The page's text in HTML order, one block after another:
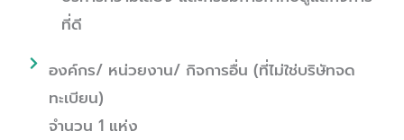
ที่ดี
องค์กร/ หน่วยงาน/ กิจการอื่น (ที่ไม่ใช่บริษัทจด
ทะเบียน)
จำนวน 1 แห่ง